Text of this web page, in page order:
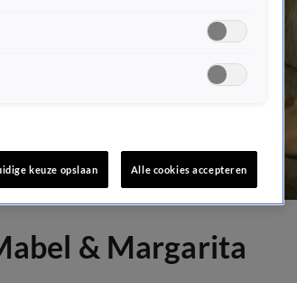
& Margarita
keuze opslaan Alle cookies accepteren